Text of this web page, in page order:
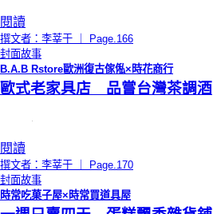
閱讀
撰文者：李莘于 ｜ Page.166
封面故事
B.A.B Rstore歐洲復古傢俬×時花商行
歐式老家具店 品嘗台灣茶調酒
閱讀
撰文者：李莘于 ｜ Page.170
封面故事
時常吃菓子屋×時常買道具屋